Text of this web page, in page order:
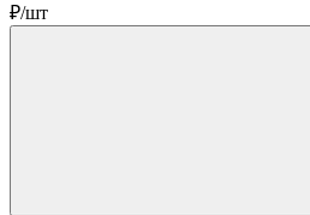
₽/шт